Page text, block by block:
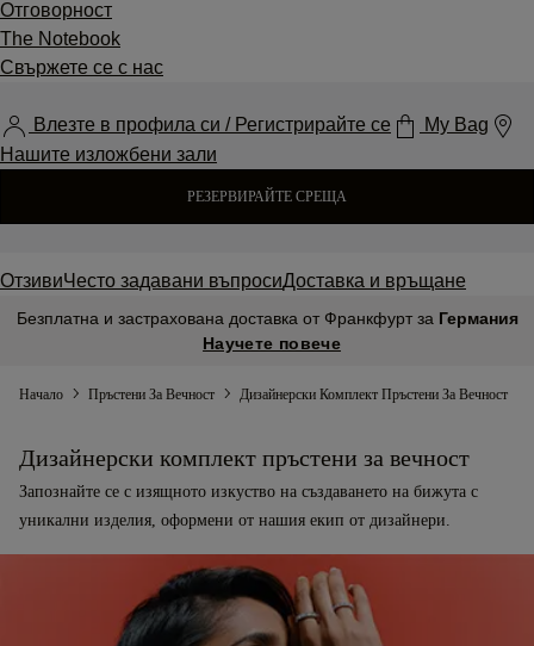
Отговорност
The Notebook
Свържете се с нас
Влезте в профила си / Регистрирайте се
My Bag
Нашите изложбени зали
РЕЗЕРВИРАЙТЕ СРЕЩА
ОтзивиЧесто задавани въпросиДоставка и връщане
Безплатна и застрахована доставка от Франкфурт за Германия
Научете повече
Начало Пръстени За Вечност Дизайнерски Комплект Пръстени За Вечност
Дизайнерски комплект пръстени за вечност
Запознайте се с изящното изкуство на създаването на бижута с
уникални изделия, оформени от нашия екип от дизайнери.